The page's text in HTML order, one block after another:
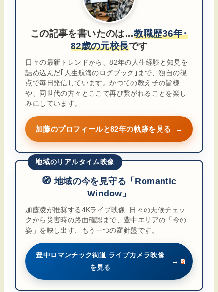
この記事を書いたのは…教職歴36年･
82歳の元校長です
日々の最新トレンドから、82年の人生経験と知見を
詰め込んだ｢人生航海のログブック｣まで、独自の視
点で毎日発信しています。かつての教え子の皆様
や、同世代の方々とここで再び繋がれることを楽し
みにしています。
加藤のプロフィールと82年の軌跡を見る →
地域のリアルタイム映像
🧭 地域の今を見守る「Romantic
Window」
加藤凌が推奨する4Kライブ映像. 日々の天候チェッ
クから災害時の路面確認まで、豊中エリアの「今の
姿」を映し出す、もう一つの羅針盤です。
豊中ロマンチック街道 ライブカメラ映像
を見る
→